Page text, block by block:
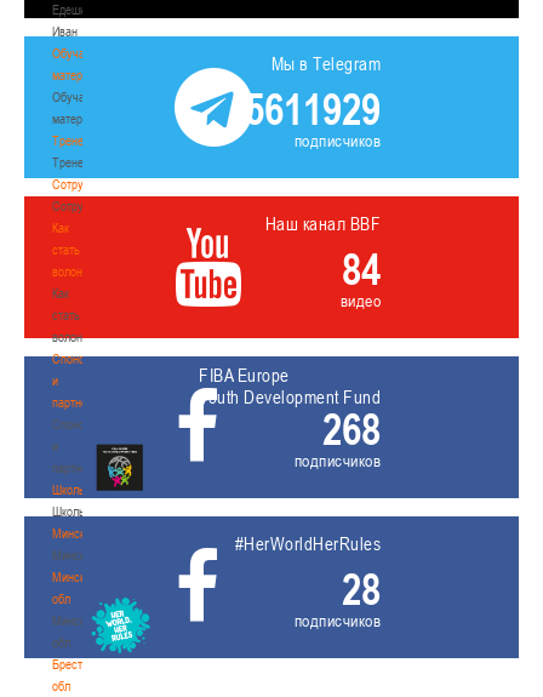
Едешко
Иван
Обучающие
материалы
Обучающие
материалы
Тренерам
Тренерам
Сотрудничество
Сотрудничество
Как
стать
волонтером
Как
стать
волонтером
Спонсоры
и
партнеры
Спонсоры
и
партнеры
Школы
Школы
Минск
Минск
Минская
обл
Минская
обл
Брестская
обл
Мы в Telegram
5611929
подписчиков
Наш канал BBF
84
видео
FIBA Europe
Youth Development Fund
268
подписчиков
#HerWorldHerRules
28
подписчиков